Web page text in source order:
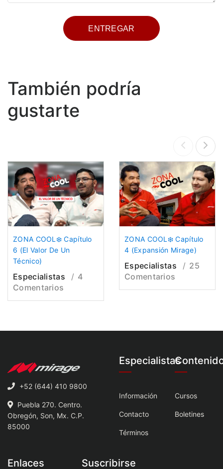
También podría
gustarte
ZONA COOL❄️ Capítulo
6 (El Valor De Un
Técnico)
Especialistas
4
Comentarios
ZONA COOL❄️ Capítulo
4 (Expansión Mirage)
Especialistas
25
Comentarios
+52 (644) 410 9800
Puebla 270. Centro.
Obregón, Son, Mx. C.P.
85000
Especialistas
Información
Contacto
Términos
Cursos
Boletines
Enlaces Suscribirse